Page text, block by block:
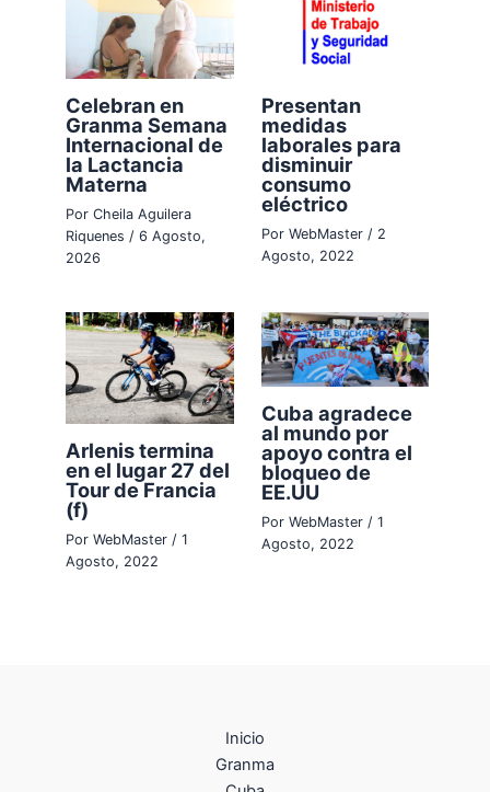
Celebran en
Granma Semana
Internacional de
la Lactancia
Materna
PorCheila Aguilera
Riquenes /6 Agosto,
2026
Presentan
medidas
laborales para
disminuir
consumo
eléctrico
Por WebMaster / 2
Agosto, 2022
Arlenis termina
en el lugar 27 del
Tour de Francia
(f)
PorWebMaster/1
Agosto, 2022
Cuba agradece
al mundo por
apoyo contra el
bloqueo de
EE.UU
Por WebMaster / 1
Agosto, 2022
Inicio
Granma